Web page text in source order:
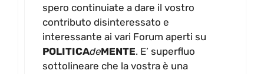
spero continuiate a dare il vostro
contributo disinteressato e
interessante ai vari Forum aperti su
POLITICAdeMENTE. E’ superfluo
sottolineare che la vostra è una